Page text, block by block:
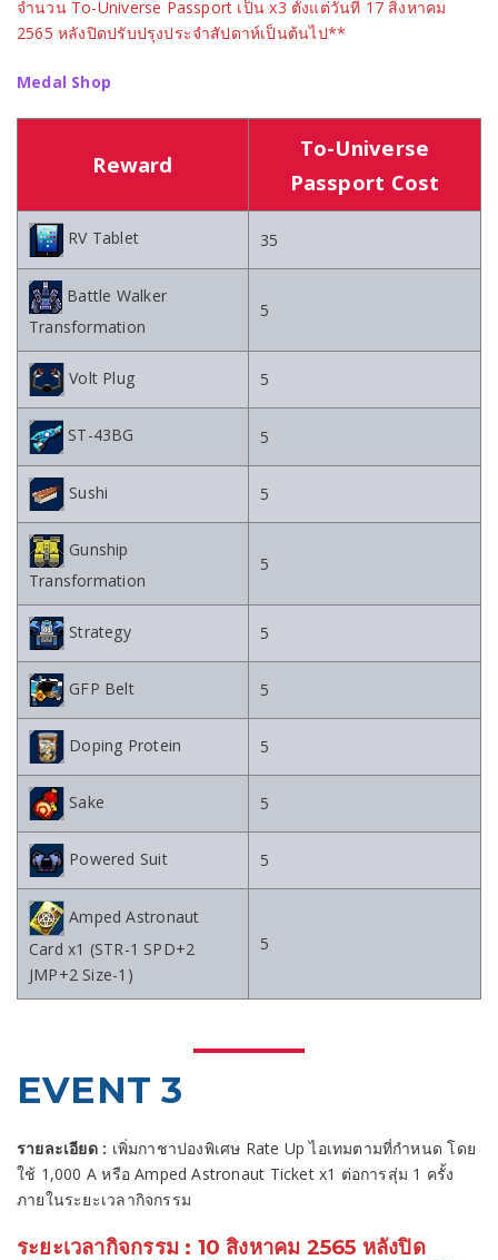
จำนวน To-Universe Passport เป็น x3 ตั้งแต่วันที่ 17 สิงหาคม
2565 หลังปิดปรับปรุงประจำสัปดาห์เป็นต้นไป**
Medal Shop
Reward
To-Universe
Passport Cost
RV Tablet 35
Battle Walker
Transformation
5
Volt Plug 5
ST-43BG 5
Sushi 5
Gunship
Transformation
5
Strategy 5
GFP Belt 5
Doping Protein 5
Sake 5
Powered Suit 5
Amped Astronaut
Card x1 (STR-1 SPD+2
JMP+2 Size-1)
5
EVENT 3
รายละเอียด : เพิ่มกาชาปองพิเศษ Rate Up ไอเทมตามที่กำหนด โดย
ใช้ 1,000 A หรือ Amped Astronaut Ticket x1 ต่อการสุ่ม 1 ครั้ง
ภายในระยะเวลากิจกรรม
ระยะเวลากิจกรรม : 10 สิงหาคม 2565 หลังปิด